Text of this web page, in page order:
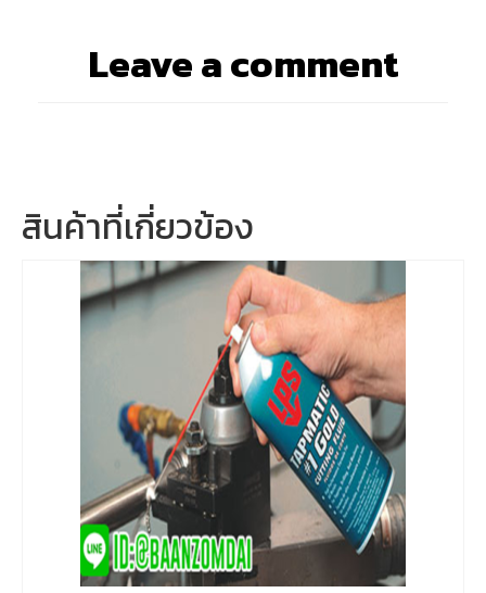
Leave a comment
สินค้าที่เกี่ยวข้อง